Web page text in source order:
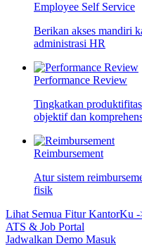
Employee Self Service
Berikan akses mandiri
administrasi HR
Performance Review
Tingkatkan
objektif dan
Reimbursement
Atur sistem
fisik
Lihat Semua Fitur KantorKu -
ATS & Job Portal
Jadwalkan Demo Masuk